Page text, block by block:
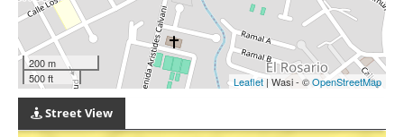
200 m
500 ft
Leaflet | Wasi - ©OpenStreetMap
Street View